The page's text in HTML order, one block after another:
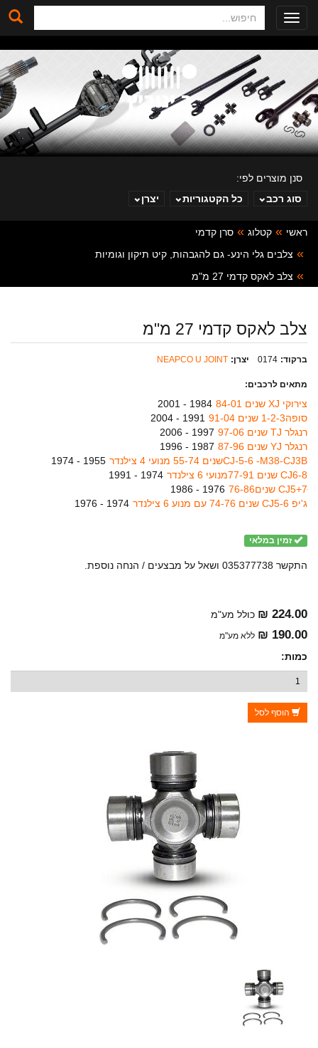
Toggle
navigation
סנן מוצרים לפי:
סוג רכב
כל הקטגוריות יצרן
ראשי קטלוג
סרן קדמי
צלבים גלי הינע- גם להגבהות, קיט תיקון וגומיות
צלב לאקס קדמי 27 מ"מ
צלב לאקס קדמי 27 מ"מ
ברקוד: 0174 יצרן: NEAPCO U JOINT
מתאים לרכבים:
צירוקי XJ שנים 84-01
1984 - 2001
סופה1-2-3 שנים 91-04
1991 - 2004
רנגלר TJ שנים 97-06
1997 - 2006
רנגלר YJ שנים 87-96
1987 - 1996
CJ-5-6 -M38-CJ3Bשנים 55-74 מנועי 4 צילנדר
1955 - 1974
8-CJ6 שנים 77-91מנועי 6 צילנדר
1974 - 1991
CJ5+7ּ שנים76-86
1976 - 1986
ג'יפ CJ5-6 שנים 74-76 עם מנוע 6 צילנדר
1974 - 1976
זמין במלאי
התקשר 035377738 ושאל על מבצעים / הנחה נוספת.
224.00 ₪ כולל מע"מ
190.00 ₪ ללא מע"מ
כמות:
הוסף לסל